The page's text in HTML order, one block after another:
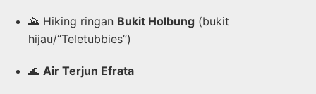
🌄 Hiking ringan Bukit Holbung (bukit
hijau/“Teletubbies”)
🌊 Air Terjun Efrata